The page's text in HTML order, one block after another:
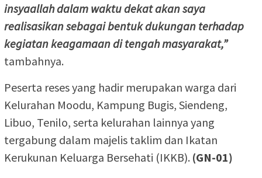
insyaallah dalam waktu dekat akan saya
realisasikan sebagai bentuk dukungan terhadap
kegiatan keagamaan di tengah masyarakat,”
tambahnya.
Peserta reses yang hadir merupakan warga dari
Kelurahan Moodu, Kampung Bugis, Siendeng,
Libuo, Tenilo, serta kelurahan lainnya yang
tergabung dalam majelis taklim dan Ikatan
Kerukunan Keluarga Bersehati (IKKB). (GN-01)